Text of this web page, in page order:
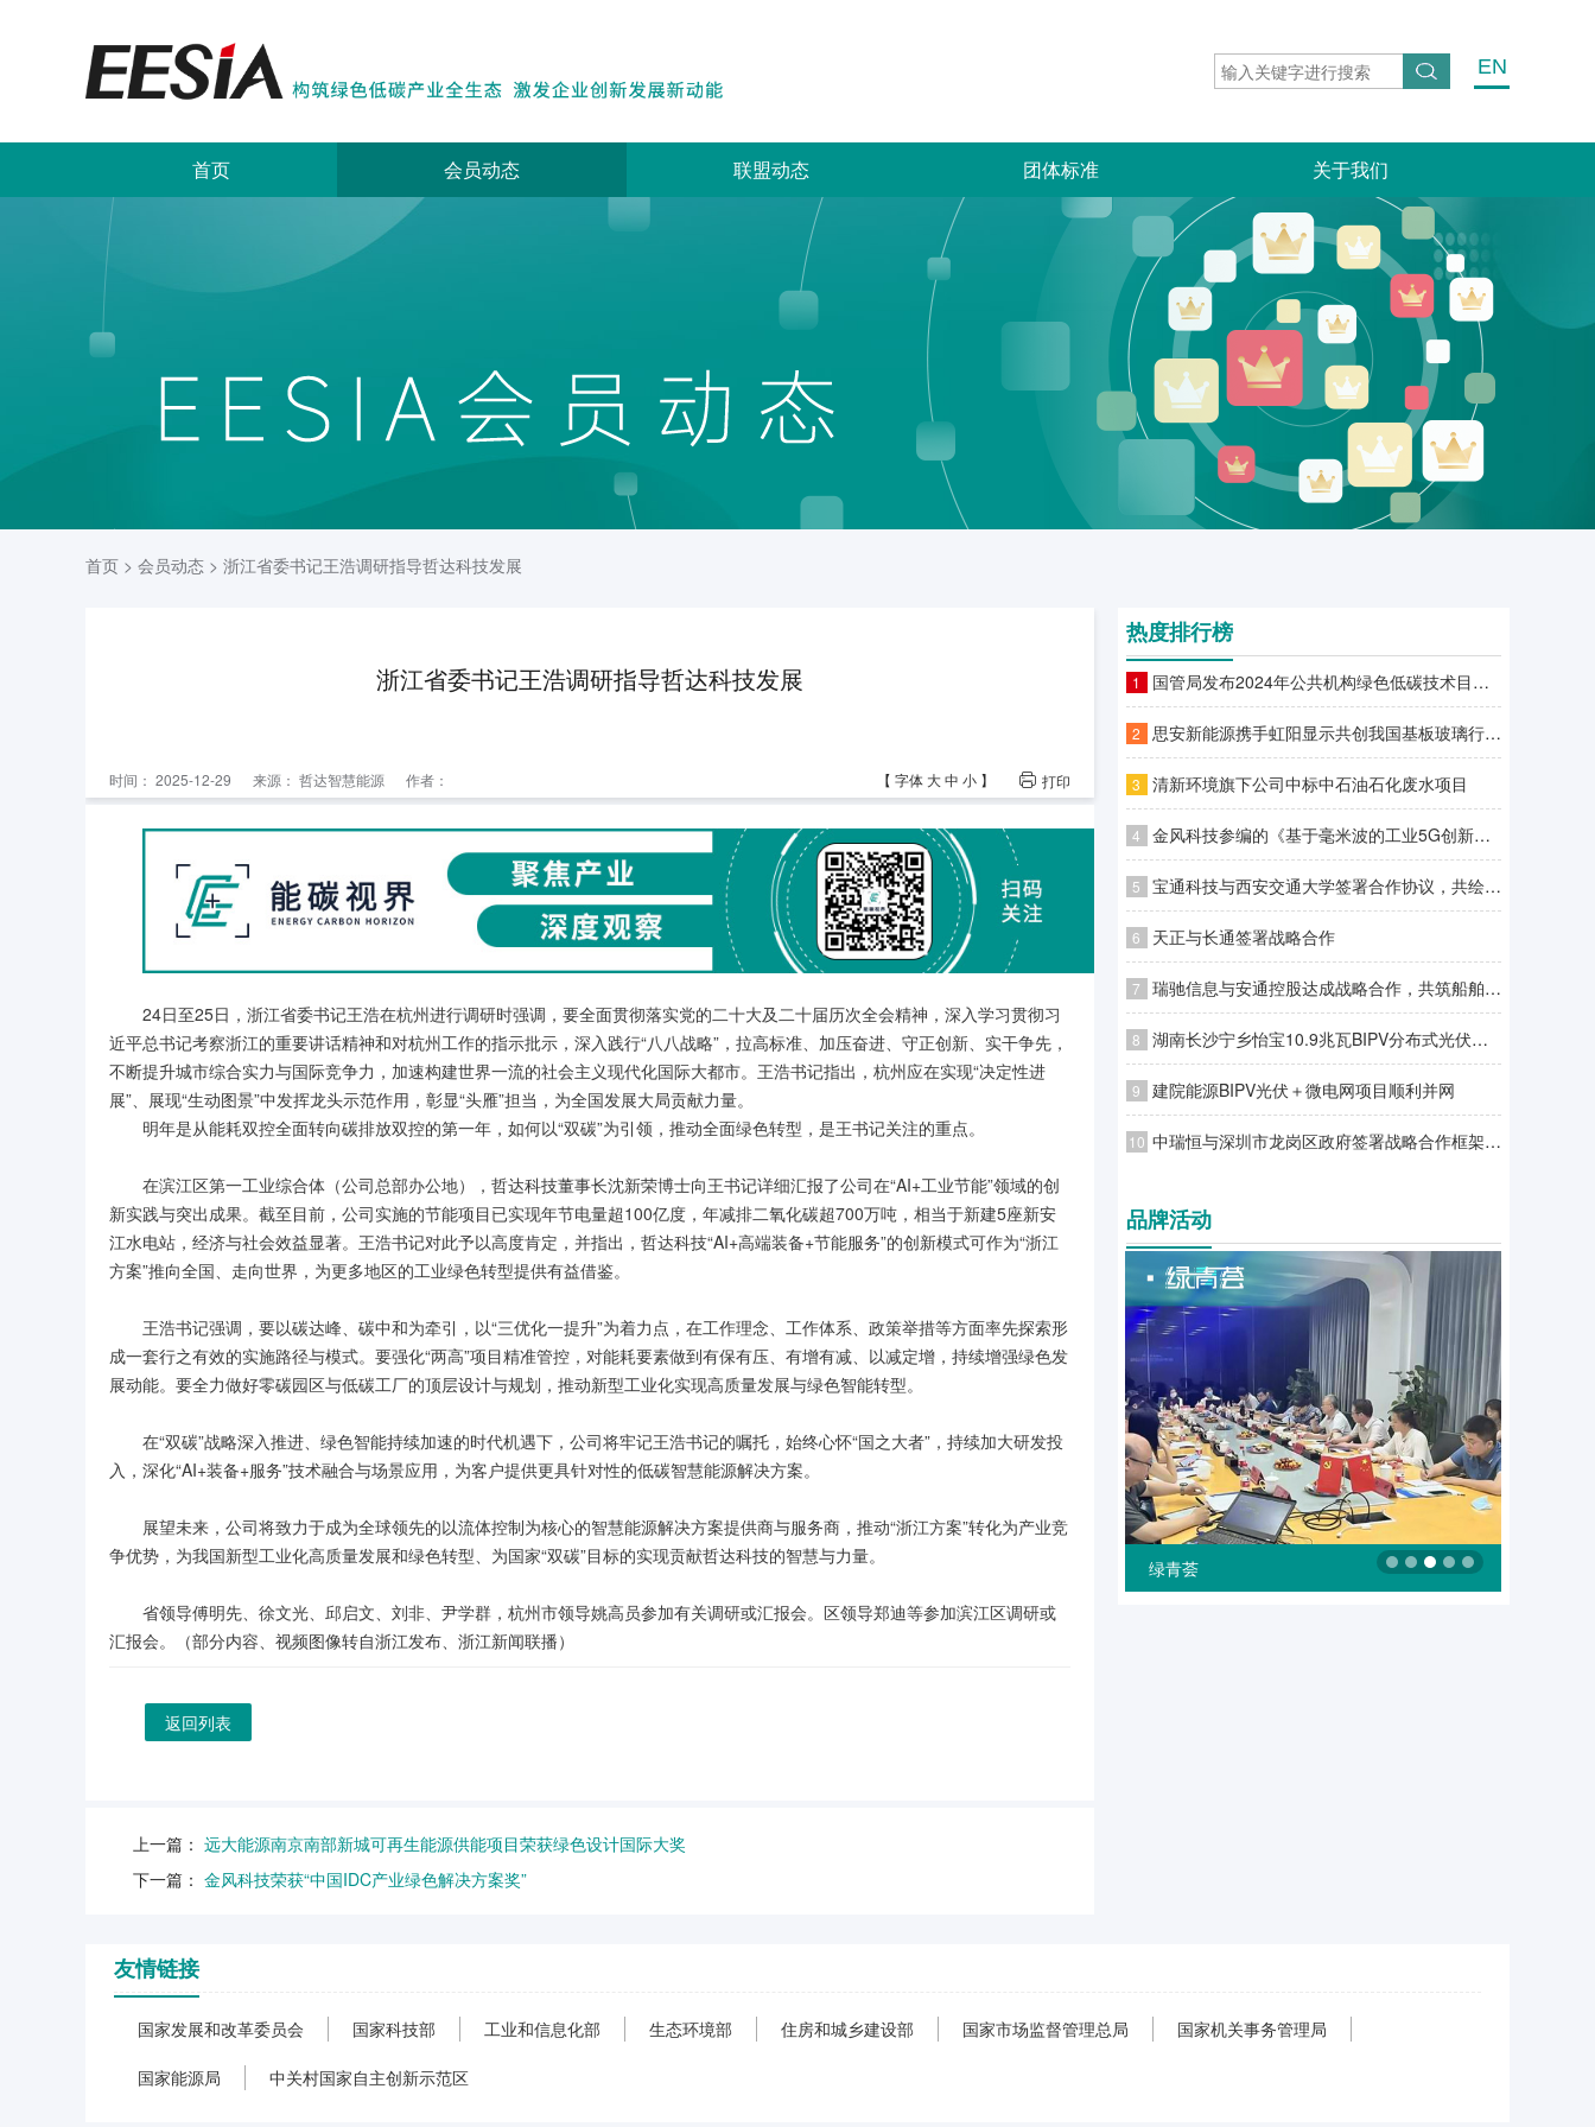
EN
首页 会员动态 联盟动态 团体标准 关于我们
首页 > 会员动态 > 浙江省委书记王浩调研指导哲达科技发展
浙江省委书记王浩调研指导哲达科技发展
时间： 2025-12-29 来源： 哲达智慧能源 作者： 打印
【 字体 大中 小 】
24日至25日，浙江省委书记王浩在杭州进行调研时强调，要全面贯彻落实党的二十大及二十届历次全会精神，深入学习贯彻习
近平总书记考察浙江的重要讲话精神和对杭州工作的指示批示，深入践行“八八战略”，拉高标准、加压奋进、守正创新、实干争先，
不断提升城市综合实力与国际竞争力，加速构建世界一流的社会主义现代化国际大都市。王浩书记指出，杭州应在实现“决定性进
展”、展现“生动图景”中发挥龙头示范作用，彰显“头雁”担当，为全国发展大局贡献力量。
明年是从能耗双控全面转向碳排放双控的第一年，如何以“双碳”为引领，推动全面绿色转型，是王书记关注的重点。
在滨江区第一工业综合体（公司总部办公地），哲达科技董事长沈新荣博士向王书记详细汇报了公司在“AI+工业节能”领域的创
新实践与突出成果。截至目前，公司实施的节能项目已实现年节电量超100亿度，年减排二氧化碳超700万吨，相当于新建5座新安
江水电站，经济与社会效益显著。王浩书记对此予以高度肯定，并指出，哲达科技“AI+高端装备+节能服务”的创新模式可作为“浙江
方案”推向全国、走向世界，为更多地区的工业绿色转型提供有益借鉴。
王浩书记强调，要以碳达峰、碳中和为牵引，以“三优化一提升”为着力点，在工作理念、工作体系、政策举措等方面率先探索形
成一套行之有效的实施路径与模式。要强化“两高”项目精准管控，对能耗要素做到有保有压、有增有减、以减定增，持续增强绿色发
展动能。要全力做好零碳园区与低碳工厂的顶层设计与规划，推动新型工业化实现高质量发展与绿色智能转型。
在“双碳”战略深入推进、绿色智能持续加速的时代机遇下，公司将牢记王浩书记的嘱托，始终心怀“国之大者”，持续加大研发投
入，深化“AI+装备+服务”技术融合与场景应用，为客户提供更具针对性的低碳智慧能源解决方案。
展望未来，公司将致力于成为全球领先的以流体控制为核心的智慧能源解决方案提供商与服务商，推动“浙江方案”转化为产业竞
争优势，为我国新型工业化高质量发展和绿色转型、为国家“双碳”目标的实现贡献哲达科技的智慧与力量。
省领导傅明先、徐文光、邱启文、刘非、尹学群，杭州市领导姚高员参加有关调研或汇报会。区领导郑迪等参加滨江区调研或
汇报会。（部分内容、视频图像转自浙江发布、浙江新闻联播）
返回列表
上一篇： 远大能源南京南部新城可再生能源供能项目荣获绿色设计国际大奖
下一篇： 金风科技荣获“中国IDC产业绿色解决方案奖”
热度排行榜
1 国管局发布2024年公共机构绿色低碳技术目录，合一智控荣登榜首！
2 思安新能源携手虹阳显示共创我国基板玻璃行业动能系统能效新纪录暨虹阳显示G8.5+基板玻璃生产线项目一级能效站房挂牌仪式圆满举行
3 清新环境旗下公司中标中石油石化废水项目
4 金风科技参编的《基于毫米波的工业5G创新应用白皮书》发布
5 宝通科技与西安交通大学签署合作协议，共绘科技创新与人才培养新蓝图
6 天正与长通签署战略合作
7 瑞驰信息与安通控股达成战略合作，共筑船舶行业数智未来
8 湖南长沙宁乡怡宝10.9兆瓦BIPV分布式光伏项目（二期）顺利并网
9 建院能源BIPV光伏＋微电网项目顺利并网
10 中瑞恒与深圳市龙岗区政府签署战略合作框架协议
品牌活动
绿融汇
友情链接
国家发展和改革委员会 国家科技部 工业和信息化部 生态环境部 住房和城乡建设部 国家市场监督管理总局 国家机关事务管理局
国家能源局 中关村国家自主创新示范区